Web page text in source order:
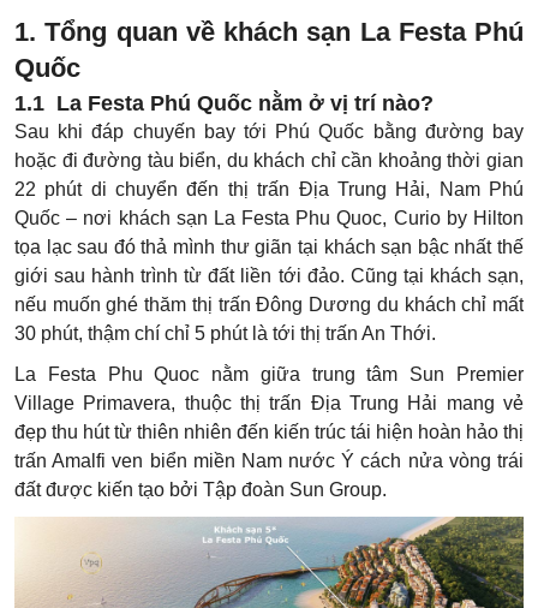
1. Tổng quan về khách sạn La Festa Phú
Quốc
1.1 La Festa Phú Quốc nằm ở vị trí nào?
Sau khi đáp chuyến bay tới Phú Quốc bằng đường bay
hoặc đi đường tàu biển, du khách chỉ cần khoảng thời gian
22 phút di chuyển đến thị trấn Địa Trung Hải, Nam Phú
Quốc – nơi khách sạn La Festa Phu Quoc, Curio by Hilton
tọa lạc sau đó thả mình thư giãn tại khách sạn bậc nhất thế
giới sau hành trình từ đất liền tới đảo. Cũng tại khách sạn,
nếu muốn ghé thăm thị trấn Đông Dương du khách chỉ mất
30 phút, thậm chí chỉ 5 phút là tới thị trấn An Thới.
La Festa Phu Quoc nằm giữa trung tâm Sun Premier
Village Primavera, thuộc thị trấn Địa Trung Hải mang vẻ
đẹp thu hút từ thiên nhiên đến kiến trúc tái hiện hoàn hảo thị
trấn Amalfi ven biển miền Nam nước Ý cách nửa vòng trái
đất được kiến tạo bởi Tập đoàn Sun Group.